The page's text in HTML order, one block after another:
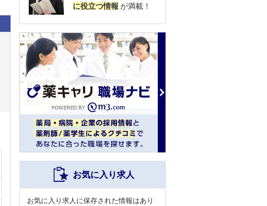
に役立つ情報 が満載！
お気に入り求人
お気に入り求人に保存された情報はあり